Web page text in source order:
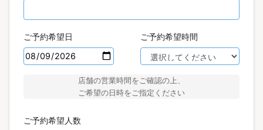
ご予約希望日 ご予約希望時間
店舗の営業時間をご確認の上、
ご希望の日時をご指定ください
ご予約希望人数